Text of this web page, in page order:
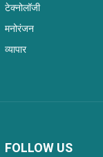
टेक्नोलॉजी
मनोरंजन
व्यापार
FOLLOW US